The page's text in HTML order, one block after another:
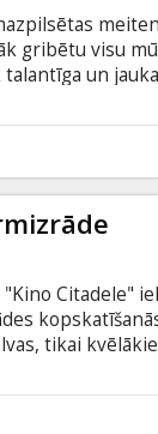
gribētu visu
un
visu, pat
tad Vila dzīvē kā
latviešu un
Citadele"
tikai
bezmaksas
valodā.